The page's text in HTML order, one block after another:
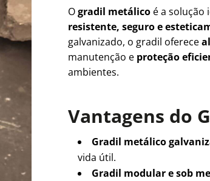
Ogradil metálicoé a solução
resistente, seguro e
galvanizado, o gradil oferece
manutenção e proteção
ambientes.
Vantagens do
Gradil metálico
vida útil.
Gradil modular e sob